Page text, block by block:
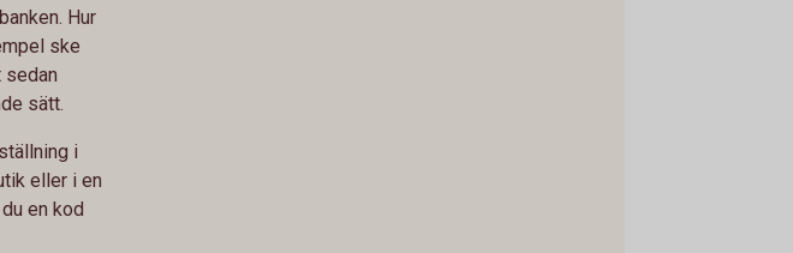
Hur
ske
sätt.
i
eller i en
en kod